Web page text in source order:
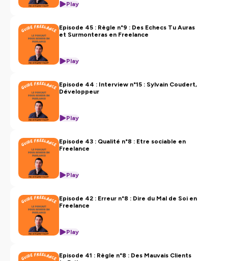
Play
Episode 45 : Règle n°9 : Des Echecs Tu Auras
et Surmonteras en Freelance
Play
Episode 44 : Interview n°15 : Sylvain Coudert,
Développeur
Play
Episode 43 : Qualité n°8 : Etre sociable en
Freelance
Play
Episode 42 : Erreur n°8 : Dire du Mal de Soi en
Freelance
Play
Episode 41 : Règle n°8 : Des Mauvais Clients